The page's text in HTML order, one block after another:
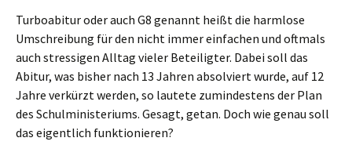
Turboabitur oder auch G8 genannt heißt die harmlose
Umschreibung für den nicht immer einfachen und oftmals
auch stressigen Alltag vieler Beteiligter. Dabei soll das
Abitur, was bisher nach 13 Jahren absolviert wurde, auf 12
Jahre verkürzt werden, so lautete zumindestens der Plan
des Schulministeriums. Gesagt, getan. Doch wie genau soll
das eigentlich funktionieren?